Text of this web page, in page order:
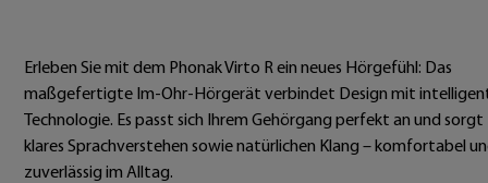
Erleben Sie mit dem Phonak Virto R ein neues Hörgefühl: Das
maßgefertigte Im-Ohr-Hörgerät verbindet Design mit
Technologie. Es passt sich Ihrem Gehörgang perfekt an und
klares Sprachverstehen sowie natürlichen Klang – komfortabel
zuverlässig im Alltag.